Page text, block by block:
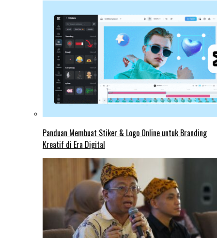
Panduan Membuat Stiker & Logo Online untuk Branding
Kreatif di Era Digital